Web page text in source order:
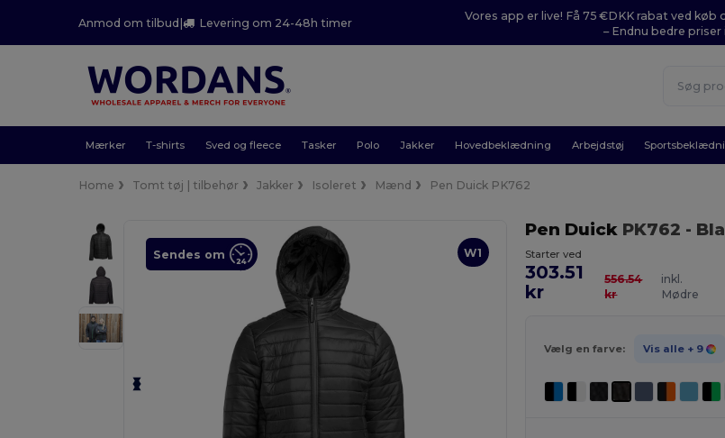
Anmod om tilbud| Levering om 24-48h timer
Vores app er live! Få 75 €DKK rabat ved køb
– Endnu bedre priser
Mærker T-shirts Sved og fleece Tasker Polo Jakker Hovedbeklædning Arbejdstøj
Home Tomt tøj | tilbehør Jakker Isoleret Mænd Pen Duick PK762
W1
Sendes om
Pen DuickPK762 -
Starter ved
303.51
kr
556.54
kr
inkl.
Mødre
Vælg en farve: Vis alle + 9